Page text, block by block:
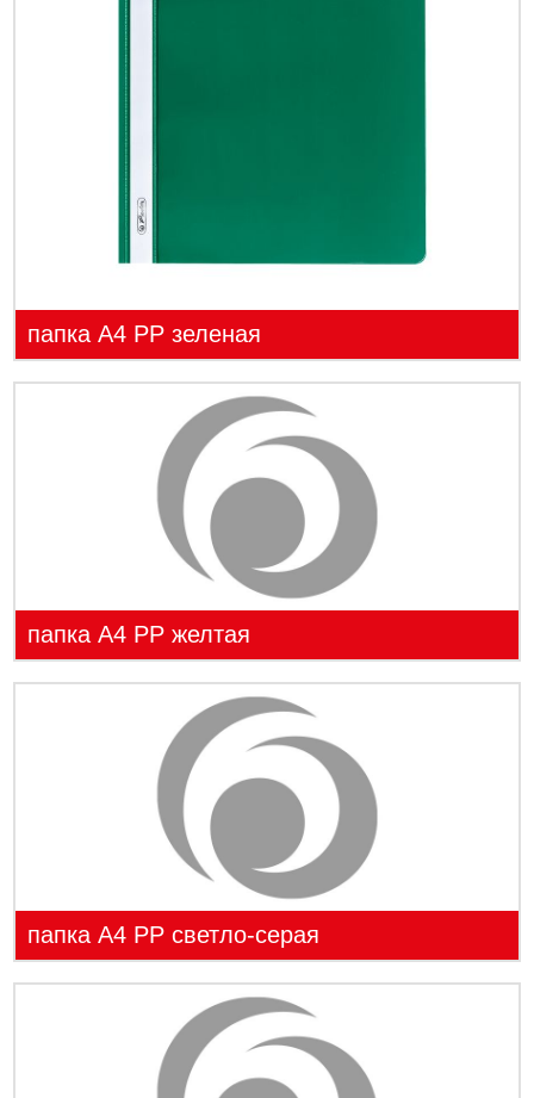
папка А4 PP зеленая
папка А4 PP желтая
папка А4 PP светло-серая